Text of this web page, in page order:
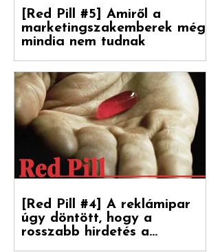
marketingszakemberek még
mindig nem tudnak
Végre magyarul is olvasható a Hogyan
nőnek a márkák 2. része, amely a
Reklámtörténet gondozásában, a Flora
Food Group (korábban: Upfield)...